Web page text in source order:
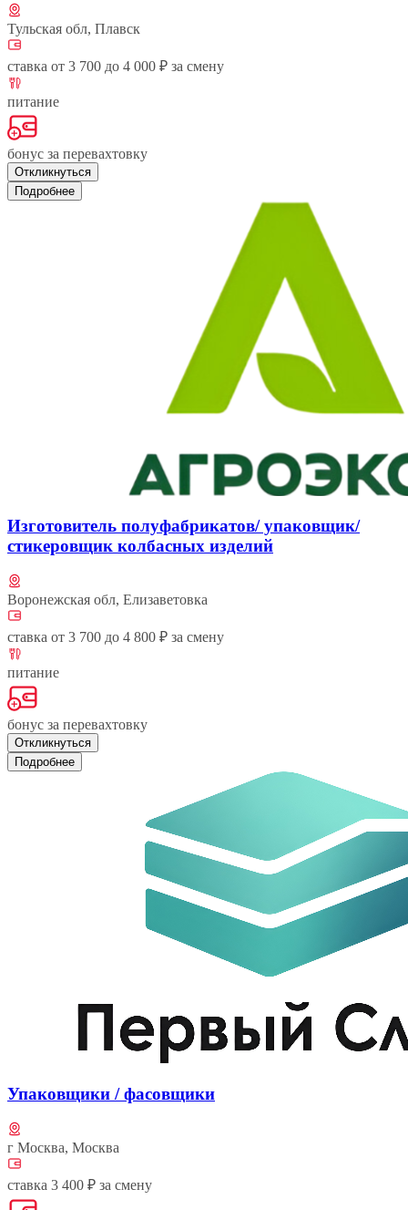
Тульская обл, Плавск
ставка от 3 700 до 4 000 ₽ за смену
питание
бонус за перевахтовку
Откликнуться
Подробнее
Изготовитель полуфабрикатов/ упаковщик/
стикеровщик колбасных изделий
Воронежская обл, Елизаветовка
ставка от 3 700 до 4 800 ₽ за смену
питание
бонус за перевахтовку
Откликнуться
Подробнее
Упаковщики / фасовщики
г Москва, Москва
ставка 3 400 ₽ за смену